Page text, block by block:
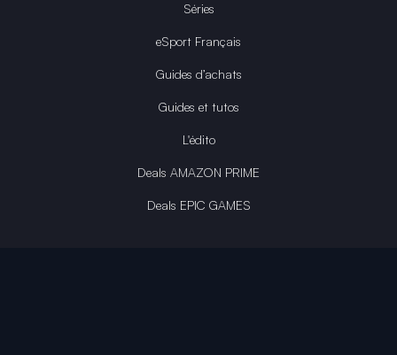
Séries
eSport Français
Guides d’achats
Guides et tutos
L'édito
Deals AMAZON PRIME
Deals EPIC GAMES